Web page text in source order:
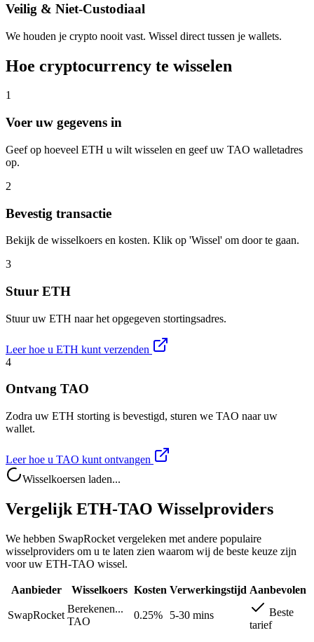
Veilig & Niet-Custodiaal
We houden je crypto nooit vast. Wissel direct tussen je wallets.
Hoe cryptocurrency te wisselen
1
Voer uw gegevens in
Geef op hoeveel ETH u wilt wisselen en geef uw TAO walletadres
op.
2
Bevestig transactie
Bekijk de wisselkoers en kosten. Klik op 'Wissel' om door te gaan.
3
Stuur ETH
Stuur uw ETH naar het opgegeven stortingsadres.
Leer hoe u ETH kunt verzenden
4
Ontvang TAO
Zodra uw ETH storting is bevestigd, sturen we TAO naar uw
wallet.
Leer hoe u TAO kunt ontvangen
Wisselkoersen laden...
Vergelijk ETH-TAO Wisselproviders
We hebben SwapRocket vergeleken met andere populaire
wisselproviders om u te laten zien waarom wij de beste keuze zijn
voor uw ETH-TAO wissel.
Aanbieder Wisselkoers Kosten Verwerkingstijd Aanbevolen
SwapRocket
Berekenen...
TAO
0.25% 5-30 mins
Beste
tarief